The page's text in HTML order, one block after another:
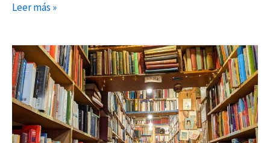
Leer más »
Madrid
reclama
un
fondo
de
rescate